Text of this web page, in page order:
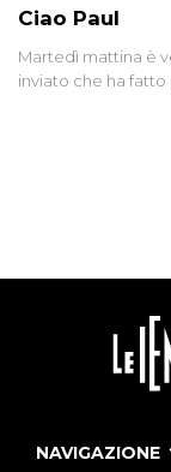
Ciao Paul
Martedì mattina è
inviato che ha fatto
NAVIGAZIONE